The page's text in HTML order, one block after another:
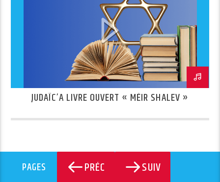
JUDAÏC’A LIVRE OUVERT « MÉIR SHALEV »
PAGES PRÉC SUIV